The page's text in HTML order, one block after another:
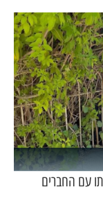
עם החברים